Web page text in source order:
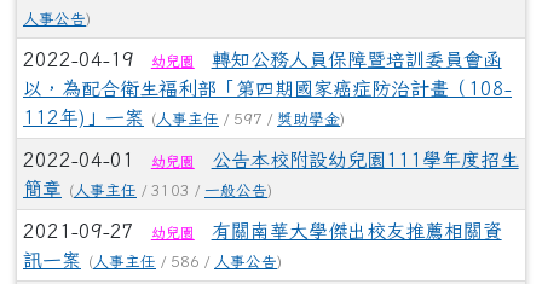
人事公告)
2022-04-19 幼兒園
轉知公務人員保障暨培訓委員會函
以，為配合衛生福利部「第四期國家癌症防治計畫（108-
112年)」一案
( 人事主任 / 597 / 獎助學金)
2022-04-01 幼兒園
公告本校附設幼兒園111學年度招生
簡章
( 人事主任 / 3103 / 一般公告)
2021-09-27 幼兒園
有關南華大學傑出校友推薦相關資
訊一案
( 人事主任 / 586 / 人事公告)